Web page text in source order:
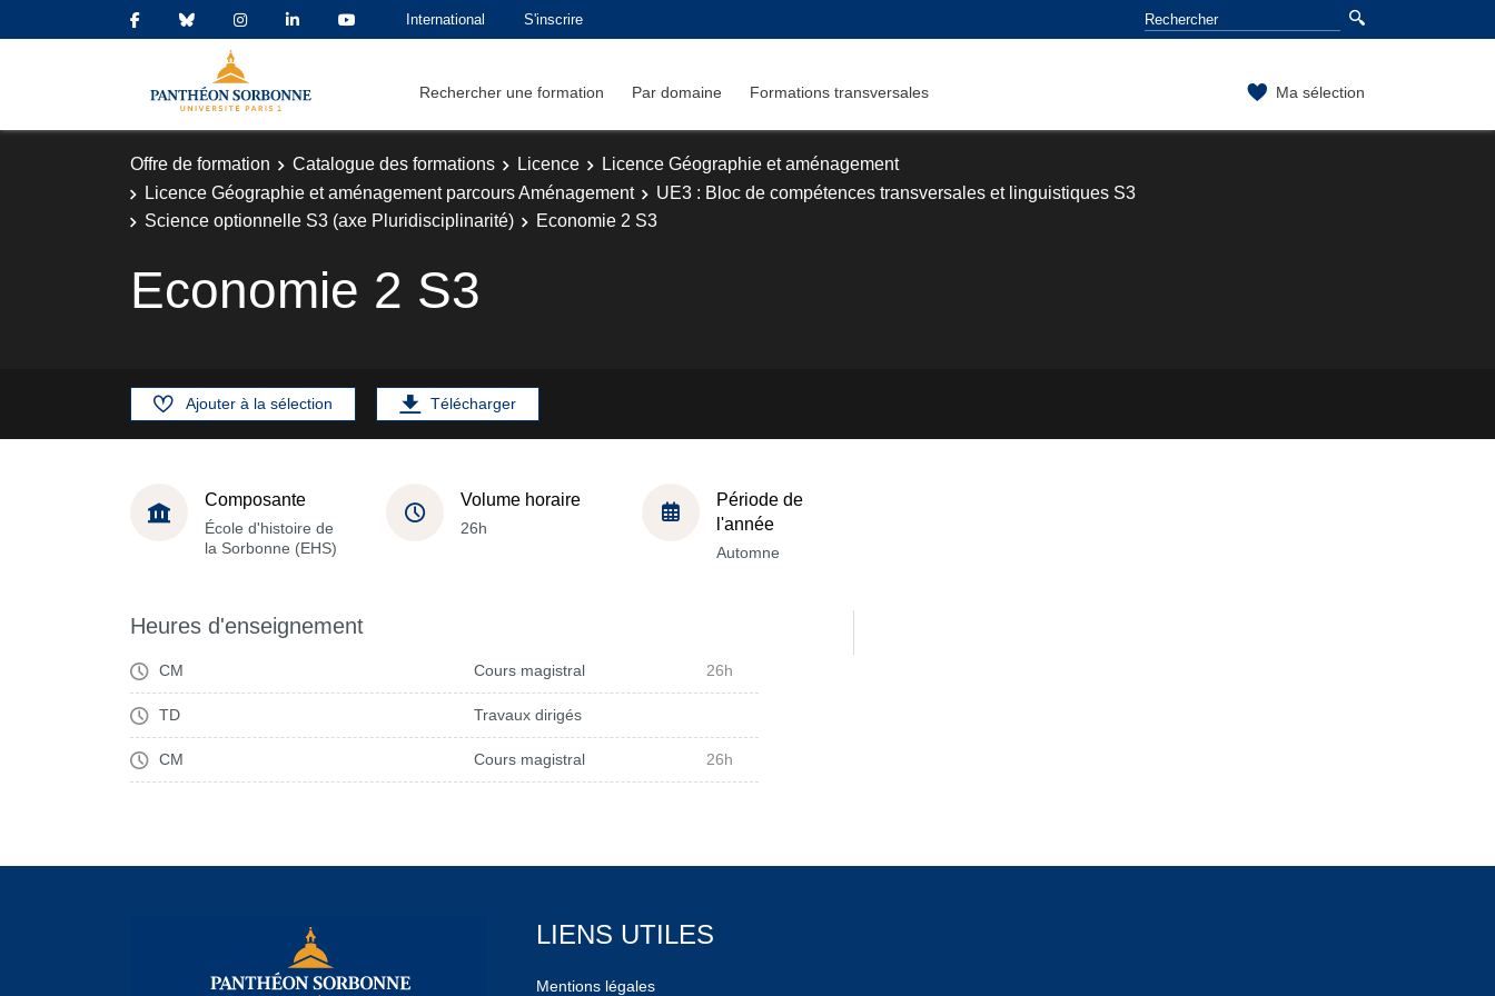
International S'inscrire
Rechercher une formation Par domaine Formations transversales Ma sélection
Offre de formation Catalogue des formations Licence
Licence Géographie et aménagement
Licence Géographie et aménagement parcours Aménagement
UE3 : Bloc de compétences transversales et linguistiques S3
Science optionnelle S3 (axe Pluridisciplinarité)
Economie 2 S3
Economie 2 S3
Ajouter à la sélection Télécharger
Composante
École d'histoire de
la Sorbonne (EHS)
Volume horaire
26h
Période de
l'année
Automne
Heures d'enseignement
CM Cours magistral 26h
TD Travaux dirigés
CM Cours magistral 26h
LIENS UTILES
Mentions légales